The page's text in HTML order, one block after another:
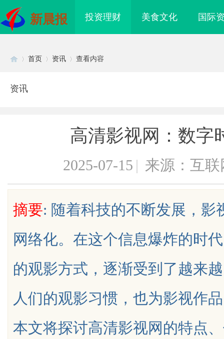
新晨报 投资理财 美食文化 国际
uz
首页 资讯 查看内容
资讯
高清影视网：数字
2025-07-15 | 来源：互联
摘要: 随着科技的不断发展，影
网络化。在这个信息爆炸的时
的观影方式，逐渐受到了越来
人们的观影习惯，也为影视作
本文将探讨高清影视网的特点
展的先锋企业